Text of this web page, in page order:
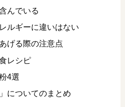
んでいる
ルギーに違いはない
げる際の注意点
レシピ
4選
についてのまとめ